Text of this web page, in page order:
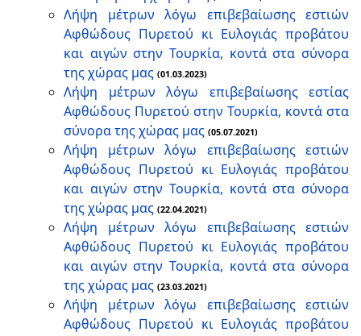
Λήψη μέτρων λόγω επιβεβαίωσης εστιών
Αφθώδους Πυρετού κι Ευλογιάς προβάτου
και αιγών στην Τουρκία, κοντά στα σύνορα
της χώρας μας (01.03.2023)
Λήψη μέτρων λόγω επιβεβαίωσης εστίας
Αφθώδους Πυρετού στην Τουρκία, κοντά στα
σύνορα της χώρας μας (05.07.2021)
Λήψη μέτρων λόγω επιβεβαίωσης εστιών
Αφθώδους Πυρετού κι Ευλογιάς προβάτου
και αιγών στην Τουρκία, κοντά στα σύνορα
της χώρας μας (22.04.2021)
Λήψη μέτρων λόγω επιβεβαίωσης εστιών
Αφθώδους Πυρετού κι Ευλογιάς προβάτου
και αιγών στην Τουρκία, κοντά στα σύνορα
της χώρας μας (23.03.2021)
Λήψη μέτρων λόγω επιβεβαίωσης εστιών
Αφθώδους Πυρετού κι Ευλογιάς προβάτου